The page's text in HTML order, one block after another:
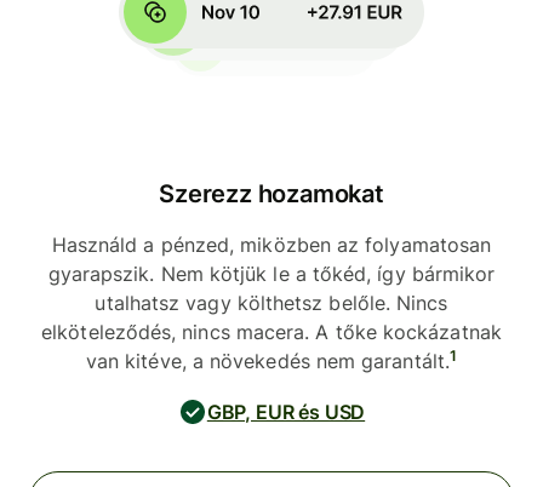
Szerezz hozamokat
Használd a pénzed, miközben az folyamatosan
gyarapszik. Nem kötjük le a tőkéd, így bármikor
utalhatsz vagy költhetsz belőle. Nincs
elköteleződés, nincs macera. A tőke kockázatnak
van kitéve, a növekedés nem garantált.1
GBP, EUR és USD